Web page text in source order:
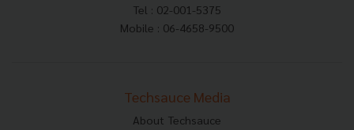
Tel : 02-001-5375
Mobile : 06-4658-9500
Techsauce Media
About Techsauce